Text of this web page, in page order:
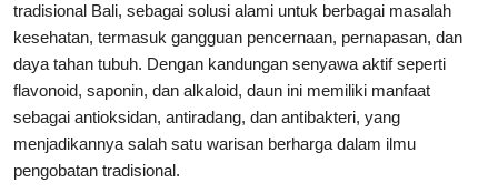
Alam Bali
Seni
Kisah
Usadha
tradisional Bali, sebagai solusi alami untuk berbagai masalah
kesehatan, termasuk gangguan pencernaan, pernapasan, dan
daya tahan tubuh. Dengan kandungan senyawa aktif seperti
flavonoid, saponin, dan alkaloid, daun ini memiliki manfaat
sebagai antioksidan, antiradang, dan antibakteri, yang
menjadikannya salah satu warisan berharga dalam ilmu
pengobatan tradisional.